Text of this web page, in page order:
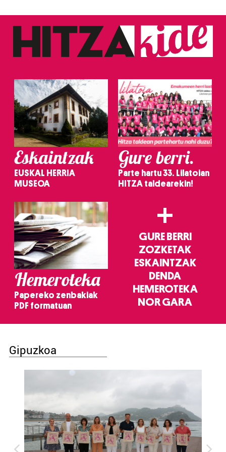
Eskaintzak
EUSKAL HERRIA
MUSEOA
Gure berri.
Parte hartu 33. Lilatoian
HITZA taldearekin!
Hemeroteka
Papereko zenbakiak
PDF formatuan
+
GURE BERRI
ZOZKETAK
ESKAINTZAK
DENDA
HEMEROTEKA
NOR GARA
Gipuzkoa